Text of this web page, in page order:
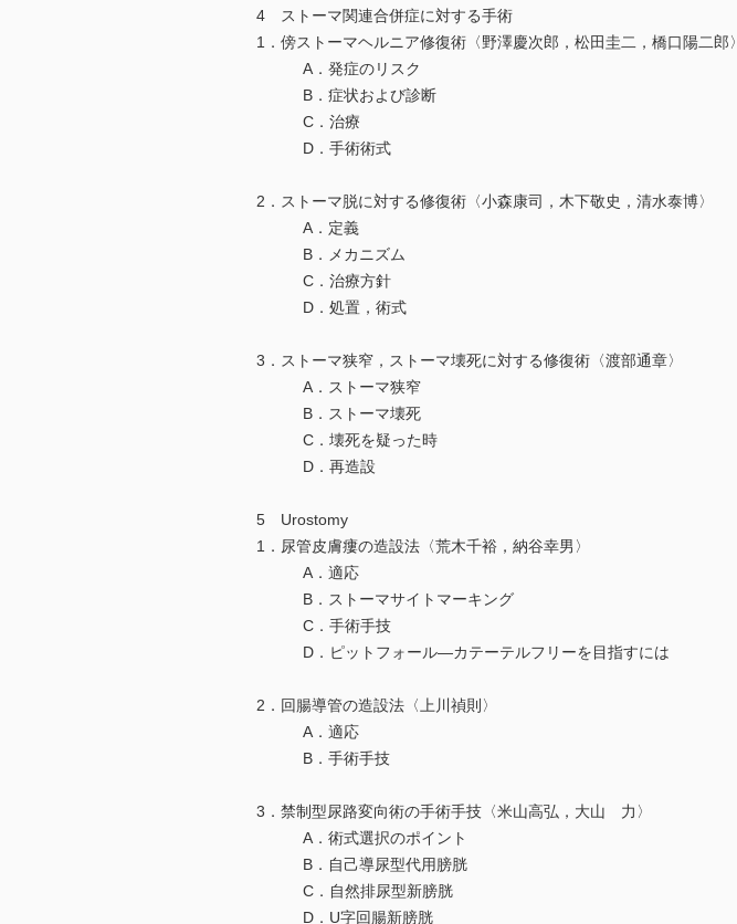
4 ストーマ関連合併症に対する手術
1．傍ストーマヘルニア修復術〈野澤慶次郎，松田圭二，橋口陽二郎〉
A．発症のリスク
B．症状および診断
C．治療
D．手術術式
2．ストーマ脱に対する修復術〈小森康司，木下敬史，清水泰博〉
A．定義
B．メカニズム
C．治療方針
D．処置，術式
3．ストーマ狭窄，ストーマ壊死に対する修復術〈渡部通章〉
A．ストーマ狭窄
B．ストーマ壊死
C．壊死を疑った時
D．再造設
5 Urostomy
1．尿管皮膚瘻の造設法〈荒木千裕，納谷幸男〉
A．適応
B．ストーマサイトマーキング
C．手術手技
D．ピットフォール―カテーテルフリーを目指すには
2．回腸導管の造設法〈上川禎則〉
A．適応
B．手術手技
3．禁制型尿路変向術の手術手技〈米山高弘，大山 力〉
A．術式選択のポイント
B．自己導尿型代用膀胱
C．自然排尿型新膀胱
D．U字回腸新膀胱